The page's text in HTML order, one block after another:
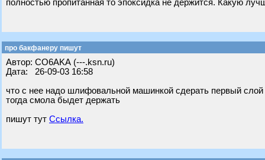
полностью пропитанная то эпоксидка не держится. Какую
про бакфанеру пишут
Автор: CO6AKA (---.ksn.ru)
Дата: 26-09-03 16:58
что с нее надо шлифовальной машинкой сдерать первый слой
тогда смола быдет держать
пишут тут Ссылка.